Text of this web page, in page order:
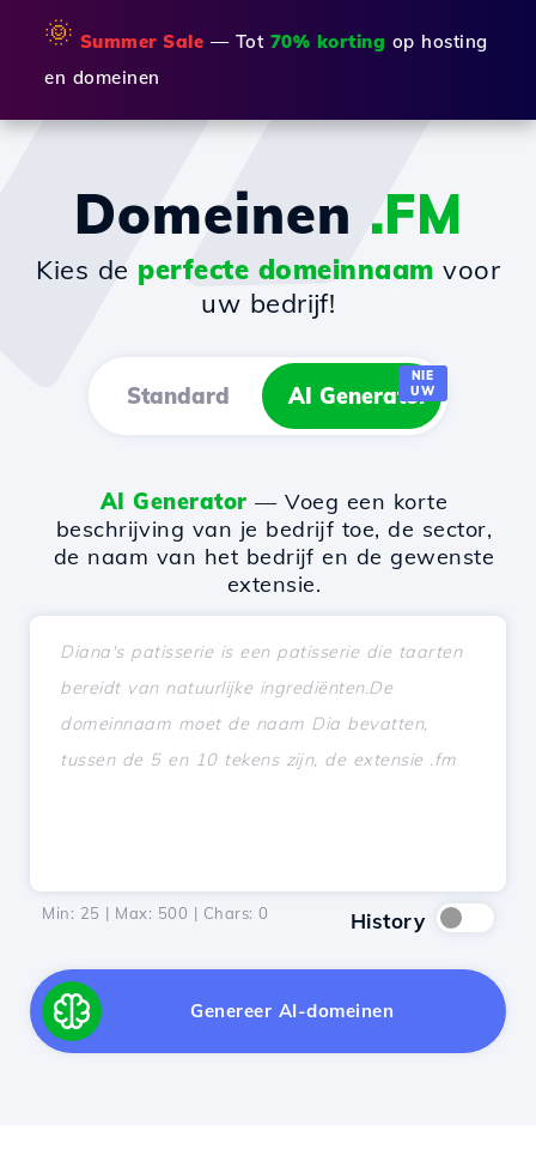
🌞 Summer Sale — Tot 70% korting op hosting
en domeinen
Domeinen .FM
Kies de perfecte domeinnaam voor
uw bedrijf!
Standard AI Generator
NIE
UW
AI Generator — Voeg een korte
beschrijving van je bedrijf toe, de sector,
de naam van het bedrijf en de gewenste
extensie.
Min: 25 | Max: 500 | Chars: 0 History
Genereer AI-domeinen